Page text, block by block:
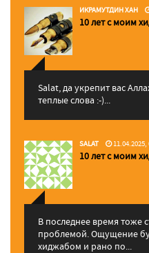
ИКРАМУТДИН ХАН
10 лет с моим
Salat, да укрепит вас
теплые слова :-)...
SALAT 11.04.2025,
10 лет с моим
В последнее время тоже
проблемой. Ощущение
хиджабом и рано по...